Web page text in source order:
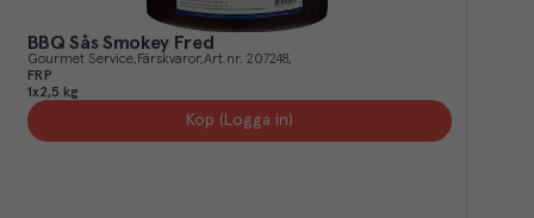
BBQ Sås Smokey Fred
Gourmet Service Färskvaror Art.nr. 207248
FRP
1x2,5 kg
Köp (Logga in)